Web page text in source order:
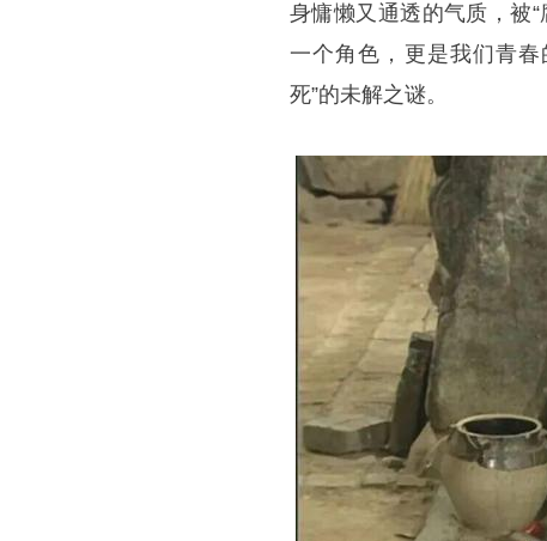
身慵懒又通透的气质，被
一个角色，更是我们青春
死”的未解之谜。